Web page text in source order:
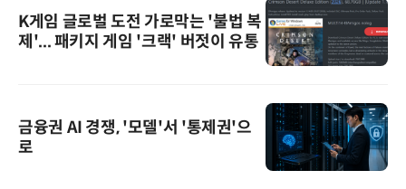
K게임 글로벌 도전 가로막는 '불법 복
제'... 패키지 게임 '크랙' 버젓이 유통
금융권 AI 경쟁, '모델'서 '통제권'으
로